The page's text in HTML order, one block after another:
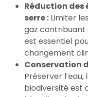
Réduction des
serre : Limiter
gaz
est essentiel
changement
Conservation
Préserver
biodiversité est